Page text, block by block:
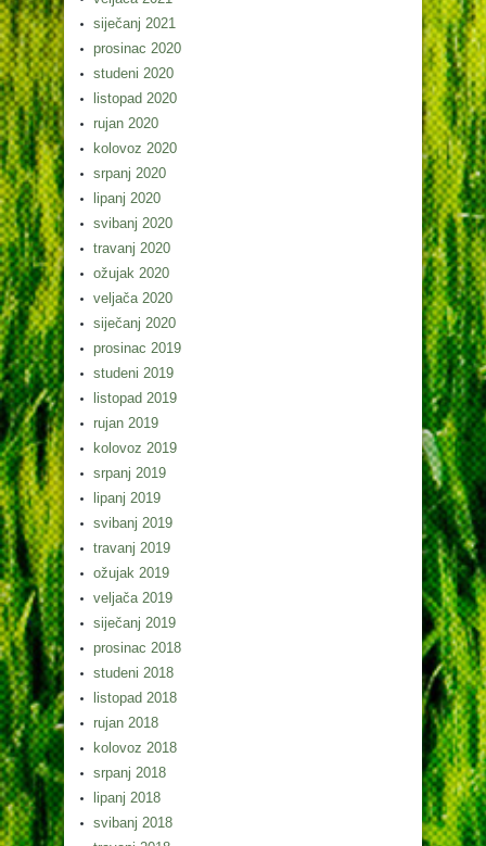
siječanj 2021
prosinac 2020
studeni 2020
listopad 2020
rujan 2020
kolovoz 2020
srpanj 2020
lipanj 2020
svibanj 2020
travanj 2020
ožujak 2020
veljača 2020
siječanj 2020
prosinac 2019
studeni 2019
listopad 2019
rujan 2019
kolovoz 2019
srpanj 2019
lipanj 2019
svibanj 2019
travanj 2019
ožujak 2019
veljača 2019
siječanj 2019
prosinac 2018
studeni 2018
listopad 2018
rujan 2018
kolovoz 2018
srpanj 2018
lipanj 2018
svibanj 2018